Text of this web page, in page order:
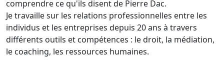
comprendre ce qu'ils disent de Pierre Dac.
Je travaille sur les relations professionnelles entre les
individus et les entreprises depuis 20 ans à travers
différents outils et compétences : le droit, la médiation,
le coaching, les ressources humaines.